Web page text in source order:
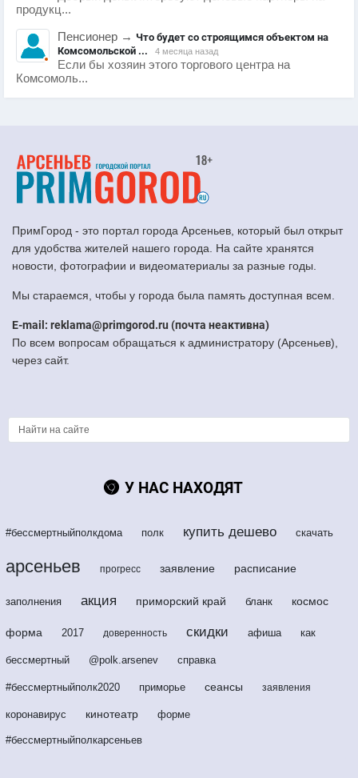
продукц...
Пенсионер → Что будет со строящимся объектом на
Комсомольской ...
4 месяца назад
Если бы хозяин этого торгового центра на
Комсомоль...
ПримГород - это портал города Арсеньев, который был открыт
для удобства жителей нашего города. На сайте хранятся
новости, фотографии и видеоматериалы за разные годы.
Мы стараемся, чтобы у города была память доступная всем.
E-mail: reklama@primgorod.ru (почта неактивна)
По всем вопросам обращаться к администратору (Арсеньев),
через сайт.
У НАС НАХОДЯТ
#бессмертныйполкдома полк купить дешево скачать
арсеньев прогресс заявление расписание
заполнения акция приморский край бланк космос
форма 2017 доверенность скидки афиша как
бессмертный @polk.arsenev справка
#бессмертныйполк2020 приморье сеансы заявления
коронавирус кинотеатр форме
#бессмертныйполкарсеньев